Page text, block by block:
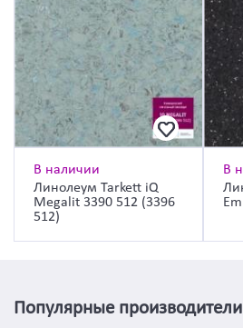
В наличии
Линолеум Tarkett iQ
Megalit 3390 512 (3396
512)
В
Популярные производители